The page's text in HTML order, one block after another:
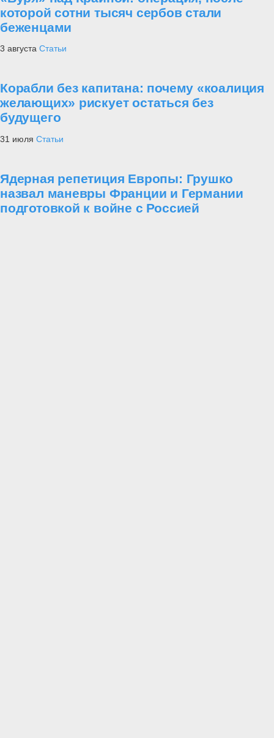
которой сотни тысяч сербов стали
беженцами
3 августа Статьи
Корабли без капитана: почему «коалиция
желающих» рискует остаться без
будущего
31 июля Статьи
Ядерная репетиция Европы: Грушко
назвал маневры Франции и Германии
подготовкой к войне с Россией